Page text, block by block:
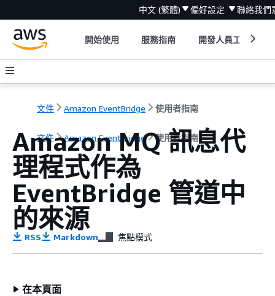
中文 (繁體) 偏好設定 聯絡我們
開始使用 服務指南 開發人員工具
文件 Amazon EventBridge 使用者指南
文件 Amazon EventBridge 使用者指南
Amazon MQ 訊息代
理程式作為
EventBridge 管道中
的來源
RSS Markdown 焦點模式
在本頁面